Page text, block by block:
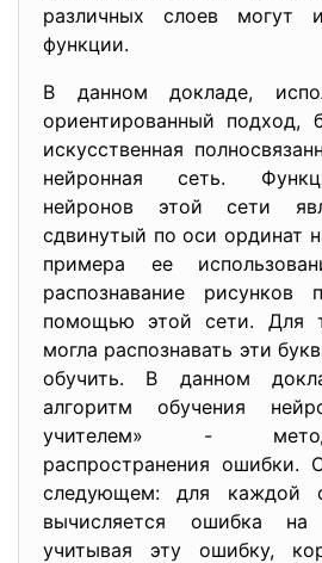
различных слоев могут
функции.
В данном докладе,
ориентированный подход,
искусственная
нейронная сеть.
нейронов этой сети
сдвинутый по оси ординат
примера ее
распознавание рисунков
помощью этой сети. Для
могла распознавать эти
обучить. В данном
алгоритм обучения
учителем» -
распространения ошибки.
следующем: для каждой
вычисляется ошибка
учитывая эту ошибку,